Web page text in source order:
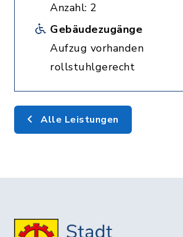
Anzahl: 2
Gebäudezugänge
Aufzug vorhanden
rollstuhlgerecht
Alle Leistungen